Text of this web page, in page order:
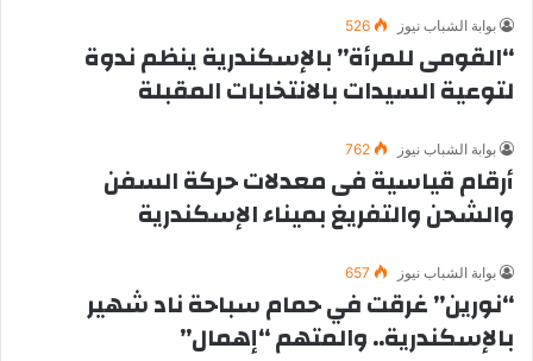
بوابة الشباب نيوز 526
“القومى للمرأة” بالإسكندرية ينظم ندوة
لتوعية السيدات بالانتخابات المقبلة
بوابة الشباب نيوز 762
أرقام قياسية فى معدلات حركة السفن
والشحن والتفريغ بميناء الإسكندرية
بوابة الشباب نيوز 657
“نورين” غرقت في حمام سباحة ناد شهير
بالإسكندرية.. والمتهم “إهمال”